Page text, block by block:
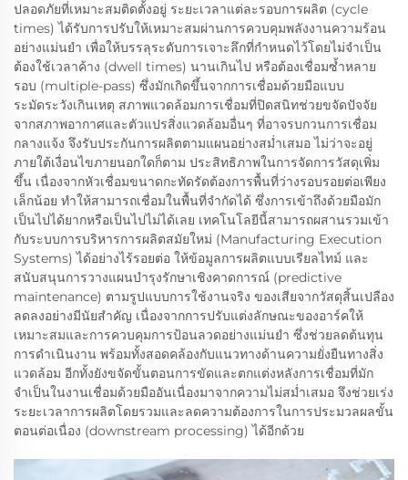
ปลอดภัยที่เหมาะสมติดตั้งอยู่ ระยะเวลาแต่ละรอบการผลิต (cycle
times) ได้รับการปรับให้เหมาะสมผ่านการควบคุมพลังงานความร้อน
อย่างแม่นยำ เพื่อให้บรรลุระดับการเจาะลึกที่กำหนดไว้โดยไม่จำเป็น
ต้องใช้เวลาค้าง (dwell times) นานเกินไป หรือต้องเชื่อมซ้ำหลาย
รอบ (multiple-pass) ซึ่งมักเกิดขึ้นจากการเชื่อมด้วยมือแบบ
ระมัดระวังเกินเหตุ สภาพแวดล้อมการเชื่อมที่ปิดสนิทช่วยขจัดปัจจัย
จากสภาพอากาศและตัวแปรสิ่งแวดล้อมอื่นๆ ที่อาจรบกวนการเชื่อม
กลางแจ้ง จึงรับประกันการผลิตตามแผนอย่างสม่ำเสมอ ไม่ว่าจะอยู่
ภายใต้เงื่อนไขภายนอกใดก็ตาม ประสิทธิภาพในการจัดการวัสดุเพิ่ม
ขึ้น เนื่องจากหัวเชื่อมขนาดกะทัดรัดต้องการพื้นที่ว่างรอบรอยต่อเพียง
เล็กน้อย ทำให้สามารถเชื่อมในพื้นที่จำกัดได้ ซึ่งการเข้าถึงด้วยมือมัก
เป็นไปได้ยากหรือเป็นไปไม่ได้เลย เทคโนโลยีนี้สามารถผสานรวมเข้า
กับระบบการบริหารการผลิตสมัยใหม่ (Manufacturing Execution
Systems) ได้อย่างไร้รอยต่อ ให้ข้อมูลการผลิตแบบเรียลไทม์ และ
สนับสนุนการวางแผนบำรุงรักษาเชิงคาดการณ์ (predictive
maintenance) ตามรูปแบบการใช้งานจริง ของเสียจากวัสดุสิ้นเปลือง
ลดลงอย่างมีนัยสำคัญ เนื่องจากการปรับแต่งลักษณะของอาร์คให้
เหมาะสมและการควบคุมการป้อนลวดอย่างแม่นยำ ซึ่งช่วยลดต้นทุน
การดำเนินงาน พร้อมทั้งสอดคล้องกับแนวทางด้านความยั่งยืนทางสิ่ง
แวดล้อม อีกทั้งยังขจัดขั้นตอนการขัดและตกแต่งหลังการเชื่อมที่มัก
จำเป็นในงานเชื่อมด้วยมืออันเนื่องมาจากความไม่สม่ำเสมอ จึงช่วยเร่ง
ระยะเวลาการผลิตโดยรวมและลดความต้องการในการประมวลผลขั้น
ตอนต่อเนื่อง (downstream processing) ได้อีกด้วย